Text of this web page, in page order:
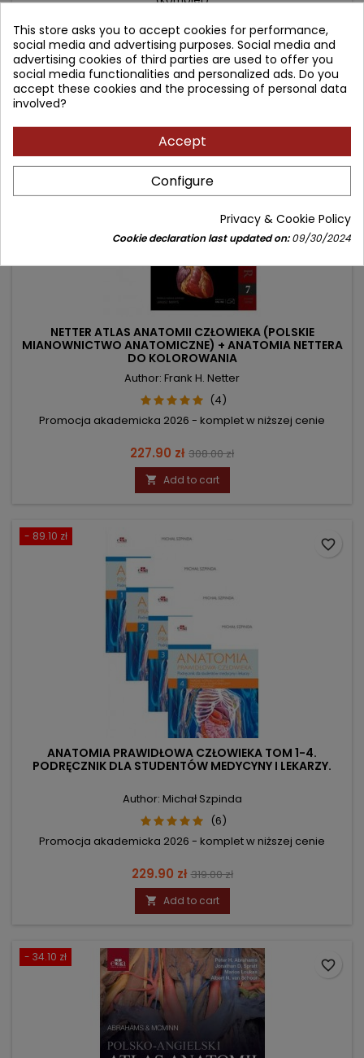
Price
339.90 złRegular
price
446.00 zł
 Add to cart
NETTER ATLAS ANATOMII CZŁOWIEKA (POLSKIE
MIANOWNICTWO ANATOMICZNE) + ANATOMIA NETTERA
DO KOLOROWANIA
Author: Frank H. Netter
(4)
Promocja akademicka 2026 - komplet w niższej cenie
Price
227.90 zł Regular
price
308.00 zł
 Add to cart
favorite_border
- 89.10 zł
ANATOMIA PRAWIDŁOWA CZŁOWIEKA TOM 1-4.
PODRĘCZNIK DLA STUDENTÓW MEDYCYNY I LEKARZY.
Author: Michał Szpinda
(6)
Promocja akademicka 2026 - komplet w niższej cenie
Price
229.90 zł Regular
price
319.00 zł
 Add to cart
favorite_border
- 34.10 zł
favorite_border
This store asks you to accept cookies for performance,
social media and advertising purposes. Social media and
advertising cookies of third parties are used to offer you
social media functionalities and personalized ads. Do you
accept these cookies and the processing of personal data
involved?
Accept
Configure
Privacy & Cookie Policy
Cookie declaration last updated on:09/30/2024